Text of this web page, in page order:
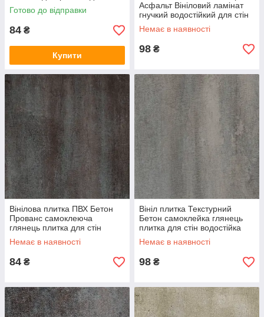
мармур 30х60 см СВП-116-
ГЛ SW-00000864
Готово до відправки
84 ₴
Купити
Асфальт Вініловий ламінат
гнучкий водостійкий для стін
30х60 см СВП-102-М SW-
00000292
Немає в наявності
98 ₴
Вінілова плитка ПВХ Бетон
Прованс самоклеюча
глянець плитка для стін
30х60 см СВП-105-ГЛ SW-
00000494
Немає в наявності
84 ₴
Вініл плитка Текстурний
Бетон самоклейка глянець
плитка для стін водостійка
30х60 см СВП-107-ГЛ SW-
00000496
Немає в наявності
98 ₴